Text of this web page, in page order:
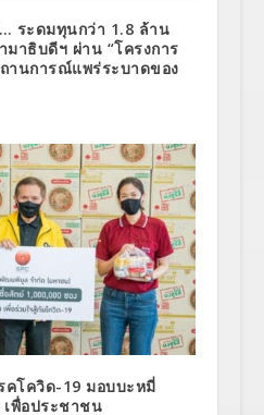
ระดมทุนกว่า 1.8 ล้าน
าธิบดีฯ ผ่าน “โครงการ
านการณ์แพร่ระบาดของ
โควิด-19 มอบบะหมี่
พื่อประชาชน